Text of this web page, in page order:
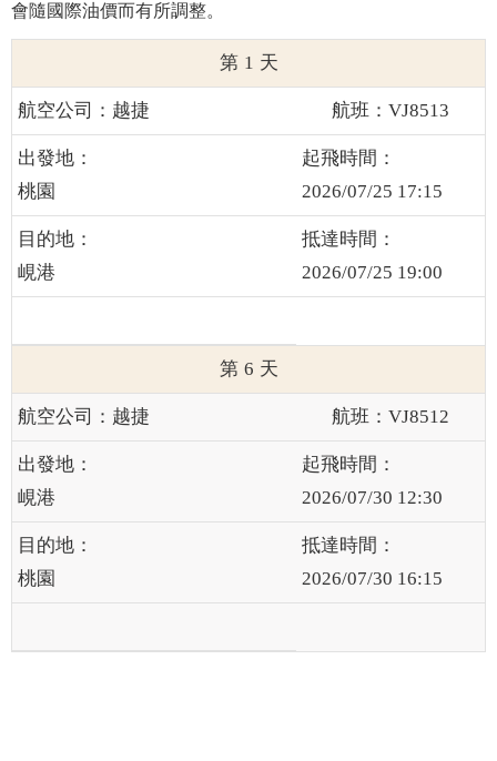
會隨國際油價而有所調整。
1
越捷 VJ8513
桃園 2026/07/25 17:15
峴港 2026/07/25 19:00
6
越捷 VJ8512
峴港 2026/07/30 12:30
桃園 2026/07/30 16:15